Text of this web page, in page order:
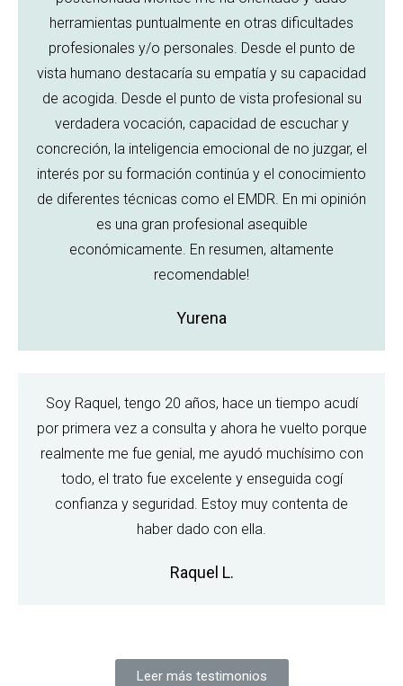
herramientas puntualmente en otras dificultades
profesionales y/o personales. Desde el punto de
vista humano destacaría su empatía y su capacidad
de acogida. Desde el punto de vista profesional su
verdadera vocación, capacidad de escuchar y
concreción, la inteligencia emocional de no juzgar, el
interés por su formación continúa y el conocimiento
de diferentes técnicas como el EMDR. En mi opinión
es una gran profesional asequible
económicamente. En resumen, altamente
recomendable!
Yurena
Soy Raquel, tengo 20 años, hace un tiempo acudí
por primera vez a consulta y ahora he vuelto porque
realmente me fue genial, me ayudó muchísimo con
todo, el trato fue excelente y enseguida cogí
confianza y seguridad. Estoy muy contenta de
haber dado con ella.
Raquel L.
Leer más testimonios